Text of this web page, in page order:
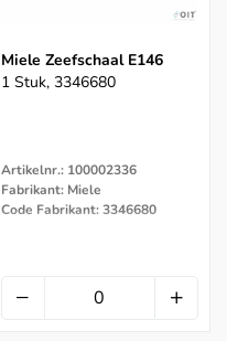
Miele Zeefschaal E146
1 Stuk, 3346680
Artikelnr.: 100002336
Fabrikant: Miele
Code Fabrikant: 3346680